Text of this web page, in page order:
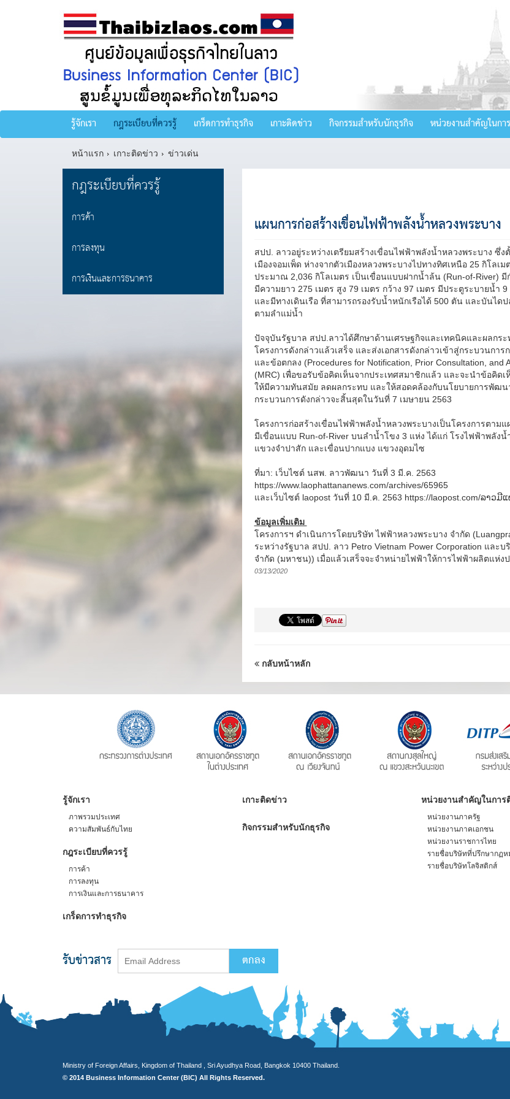
รู้จักเรา กฎระเบียบที่ควรรู้ เกร็ดการทำธุรกิจ เกาะติดข่าว กิจกรรมสำหรับนักธุรกิจ หน่วยงานสำคัญในกา
หน้าแรก เกาะติดข่าว ข่าวเด่น
กฎระเบียบที่ควรรู้
การค้า
การลงทุน
การเงินและการธนาคาร
แผนการก่อสร้างเขื่อนไฟฟ้าพลังน้ำหลวงพระบาง
สปป. ลาวอยู่ระหว่างเตรียมสร้างเขื่อนไฟฟ้าพลังน้ำหลวงพระบาง ซึ่
เมืองจอมเพ็ด ห่างจากตัวเมืองหลวงพระบางไปทางทิศเหนือ 25 กิโล
ประมาณ 2,036 กิโลเมตร เป็นเขื่อนแบบฝากน้ำล้น (Run-of-River)
มีความยาว 275 เมตร สูง 79 เมตร กว้าง 97 เมตร มีประตูระบายน้ำ
และมีทางเดินเรือ ที่สามารถรองรับน้ำหนักเรือได้ 500 ตัน และบันได
ตามลำแม่น้ำ
ปัจจุบันรัฐบาล สปป.ลาวได้ศึกษาด้านเศรษฐกิจและเทคนิคและผลกร
โครงการดังกล่าวแล้วเสร็จ และส่งเอกสารดังกล่าวเข้าสู่กระบวนกา
และข้อตกลง (Procedures for Notification, Prior Consultation, and
(MRC) เพื่อขอรับข้อคิดเห็นจากประเทศสมาชิกแล้ว และจะนำข้อคิด
ให้มีความทันสมัย ลดผลกระทบ และให้สอดคล้องกับนโยบายการพัฒน
กระบวนการดังกล่าวจะสิ้นสุดในวันที่ 7 เมษายน 2563
โครงการก่อสร้างเขื่อนไฟฟ้าพลังน้ำหลวงพระบางเป็นโครงการตา
มีเขื่อนแบบ Run-of-River บนลำน้ำโขง 3 แห่ง ได้แก่ โรงไฟฟ้าพลัง
แขวงจำปาสัก และเขื่อนปากแบง แขวงอุดมไซ
ที่มา: เว็บไซต์ นสพ. ลาวพัฒนา วันที่ 3 มี.ค. 2563
https://www.laophattananews.com/archives/65965
และเว็บไซต์ laopost วันที่ 10 มี.ค. 2563 https://laopost.com/ລາວມີ
ข้อมูลเพิ่มเติม
โครงการฯ ดำเนินการโดยบริษัท ไฟฟ้าหลวงพระบาง จำกัด
ระหว่างรัฐบาล สปป. ลาว Petro Vietnam Power Corporation และ
จำกัด (มหาชน)) เมื่อแล้วเสร็จจะจำหน่ายไฟฟ้าให้การไฟฟ้าผลิตแห่ง
03/13/2020
กลับหน้าหลัก
รู้จักเรา
ภาพรวมประเทศ
ความสัมพันธ์กับไทย
กฎระเบียบที่ควรรู้
การค้า
การลงทุน
การเงินและการธนาคาร
เกร็ดการทำธุรกิจ
เกาะติดข่าว
กิจกรรมสำหรับนักธุรกิจ
หน่วยงานสำคัญในการ
หน่วยงานภาครัฐ
หน่วยงานภาคเอกชน
หน่วยงานราชการไทย
รายชื่อบริษัทที่ปรึกษากฏห
รายชื่อบริษัทโลจิสติกส์
รับข่าวสาร
Ministry of Foreign Affairs, Kingdom of Thailand , Sri Ayudhya Road, Bangkok 10400 Thailand.
© 2014 Business Information Center (BIC) All Rights Reserved.